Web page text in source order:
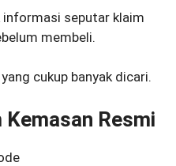
informasi seputar klaim
membeli.
cukup banyak dicari.
Resmi